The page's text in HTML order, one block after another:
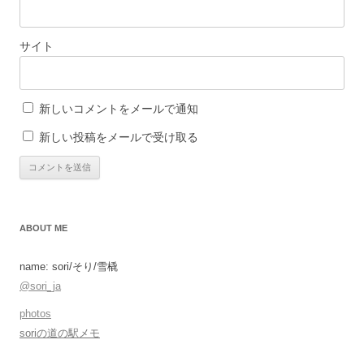
サイト
新しいコメントをメールで通知
新しい投稿をメールで受け取る
ABOUT ME
name: sori/そり/雪橇
@sori_ja
photos
soriの道の駅メモ